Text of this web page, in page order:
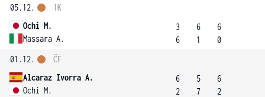
05.12.
Ochi M.
Massara A.
1K
3
6
6
1
6
0
01.12.
Alcaraz Ivorra A.
Ochi M.
ČF
6
2
5
7
6
2